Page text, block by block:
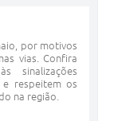
por motivos
vias. Confira
sinalizações
respeitem os
na região.